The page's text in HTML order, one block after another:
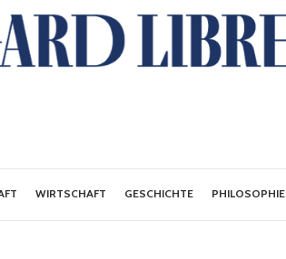
WIRTSCHAFT GESCHICHTE PHILOSOPHIE